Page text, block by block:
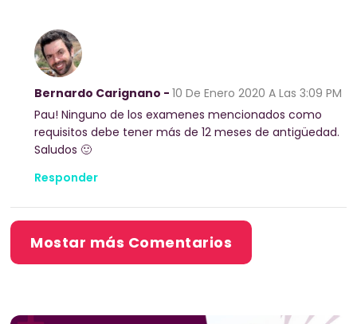
Bernardo Carignano - 10 De Enero 2020 A Las 3:09 PM
Pau! Ninguno de los examenes mencionados como
requisitos debe tener más de 12 meses de antigüedad.
Saludos 🙂
Responder
Mostar más Comentarios